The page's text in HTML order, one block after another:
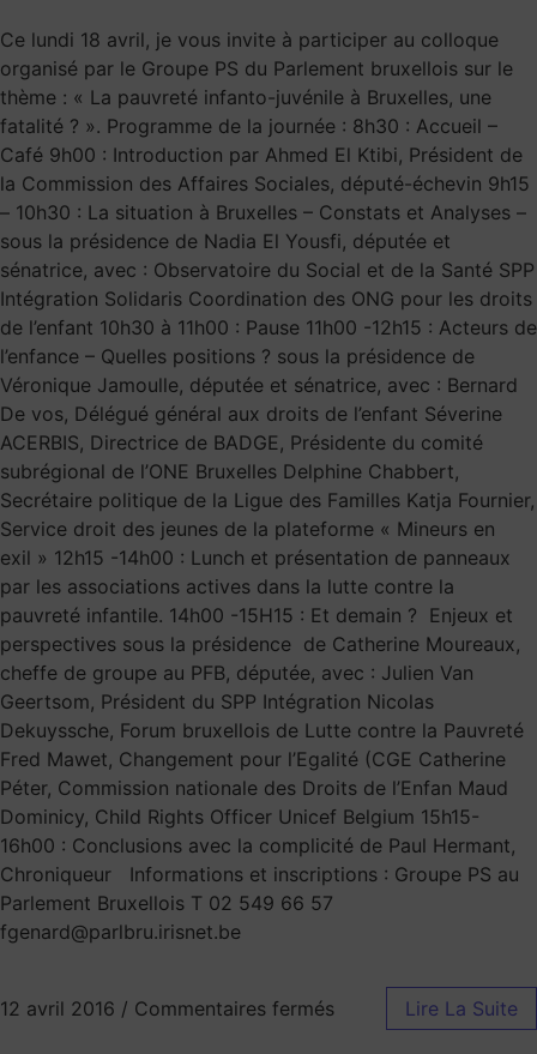
Ce lundi 18 avril, je vous invite à participer au colloque
organisé par le Groupe PS du Parlement bruxellois sur le
thème : « La pauvreté infanto-juvénile à Bruxelles, une
fatalité ? ». Programme de la journée : 8h30 : Accueil –
Café 9h00 : Introduction par Ahmed El Ktibi, Président de
la Commission des Affaires Sociales, député-échevin 9h15
– 10h30 : La situation à Bruxelles – Constats et Analyses –
sous la présidence de Nadia El Yousfi, députée et
sénatrice, avec : Observatoire du Social et de la Santé SPP
Intégration Solidaris Coordination des ONG pour les droits
de l’enfant 10h30 à 11h00 : Pause 11h00 -12h15 : Acteurs de
l’enfance – Quelles positions ? sous la présidence de
Véronique Jamoulle, députée et sénatrice, avec : Bernard
De vos, Délégué général aux droits de l’enfant Séverine
ACERBIS, Directrice de BADGE, Présidente du comité
subrégional de l’ONE Bruxelles Delphine Chabbert,
Secrétaire politique de la Ligue des Familles Katja Fournier,
Service droit des jeunes de la plateforme « Mineurs en
exil » 12h15 -14h00 : Lunch et présentation de panneaux
par les associations actives dans la lutte contre la
pauvreté infantile. 14h00 -15H15 : Et demain ? Enjeux et
perspectives sous la présidence de Catherine Moureaux,
cheffe de groupe au PFB, députée, avec : Julien Van
Geertsom, Président du SPP Intégration Nicolas
Dekuyssche, Forum bruxellois de Lutte contre la Pauvreté
Fred Mawet, Changement pour l’Egalité (CGE Catherine
Péter, Commission nationale des Droits de l’Enfan Maud
Dominicy, Child Rights Officer Unicef Belgium 15h15-
16h00 : Conclusions avec la complicité de Paul Hermant,
Chroniqueur Informations et inscriptions : Groupe PS au
Parlement Bruxellois T 02 549 66 57
fgenard@parlbru.irisnet.be
12 avril 2016 / Commentaires fermés Lire La Suite